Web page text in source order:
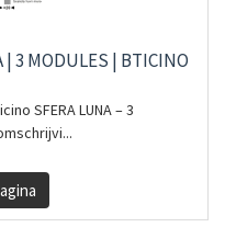
| 3 MODULES | BTICINO
SFERA LUNA – 3